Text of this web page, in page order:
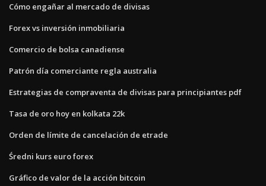
Cómo engañar al mercado de divisas
Forex vs inversión inmobiliaria
Comercio de bolsa canadiense
Patrón día comerciante regla australia
Estrategias de compraventa de divisas para principiantes pdf
Tasa de oro hoy en kolkata 22k
Orden de límite de cancelación de etrade
Średni kurs euro forex
Gráfico de valor de la acción bitcoin